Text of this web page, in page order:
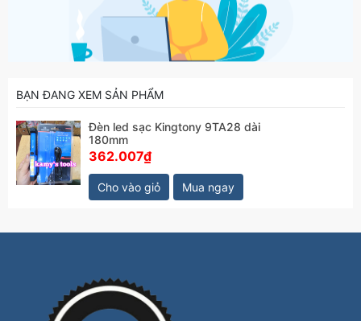
BẠN ĐANG XEM SẢN PHẨM
Đèn led sạc Kingtony 9TA28 dài
180mm
362.007₫
Cho vào giỏ Mua ngay